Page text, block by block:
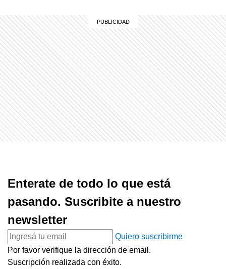
Enterate de todo lo que está
pasando. Suscribite a nuestro
newsletter
Quiero suscribirme
Por favor verifique la dirección de email.
Suscripción realizada con éxito.